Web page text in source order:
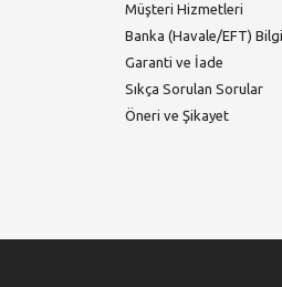
Müşteri Hizmetleri
Banka (Havale/EFT)
Garanti ve İade
Sıkça Sorulan Sorular
Öneri ve Şikayet